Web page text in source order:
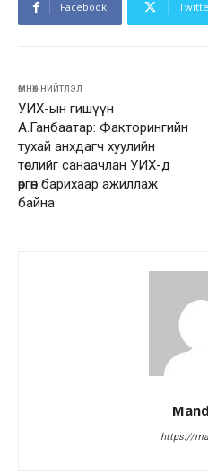
Facebook
өмнөх нийтлэл
УИХ-ын гишүүн
А.Ганбаатар: Факторингийн
тухай анхдагч хуулийн
төслийг санаачлан УИХ-д
өргөн барихаар ажиллаж
байна
https://